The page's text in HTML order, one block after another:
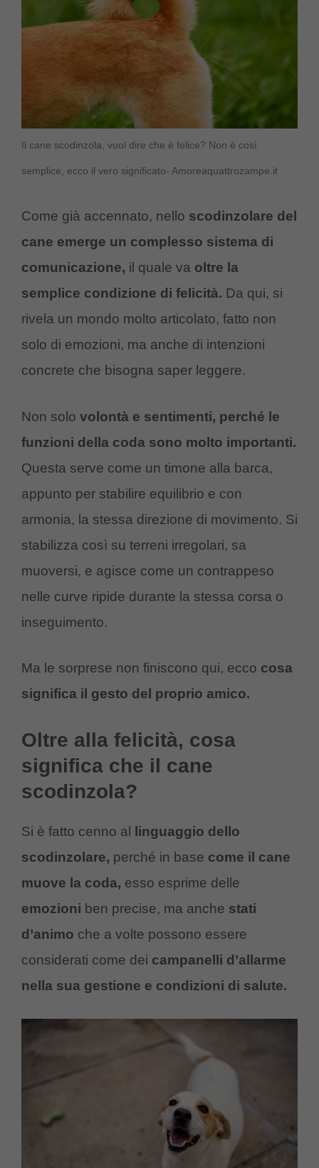
Il cane scodinzola, vuol dire che è felice? Non è così
semplice, ecco il vero significato- Amoreaquattrozampe.it
Come già accennato, nello scodinzolare del
cane emerge un complesso sistema di
comunicazione, il quale va oltre la
semplice condizione di felicità. Da qui, si
rivela un mondo molto articolato, fatto non
solo di emozioni, ma anche di intenzioni
concrete che bisogna saper leggere.
Non solo volontà e sentimenti, perché le
funzioni della coda sono molto importanti.
Questa serve come un timone alla barca,
appunto per stabilire equilibrio e con
armonia, la stessa direzione di movimento. Si
stabilizza così su terreni irregolari, sa
muoversi, e agisce come un contrappeso
nelle curve ripide durante la stessa corsa o
inseguimento.
Ma le sorprese non finiscono qui, ecco cosa
significa il gesto del proprio amico.
Oltre alla felicità, cosa
significa che il cane
scodinzola?
Si è fatto cenno al linguaggio dello
scodinzolare, perché in base come il cane
muove la coda, esso esprime delle
emozioni ben precise, ma anche stati
d’animo che a volte possono essere
considerati come dei campanelli d’allarme
nella sua gestione e condizioni di salute.